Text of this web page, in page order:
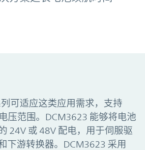
可适应这类应用需求，支持
压范围。DCM3623 能够将电池
24V 或 48V 配电，用于伺服驱
下游转换器。DCM3623 采用